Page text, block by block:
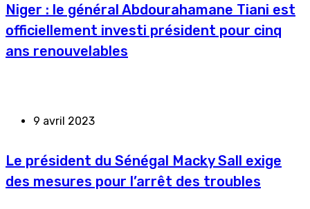
Niger : le général Abdourahamane Tiani est
officiellement investi président pour cinq
ans renouvelables
9 avril 2023
Le président du Sénégal Macky Sall exige
des mesures pour l’arrêt des troubles